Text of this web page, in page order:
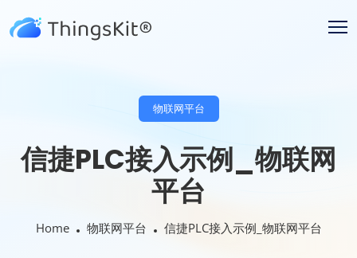
物联网平台
信捷PLC接入示例_物联网
平台
Home 物联网平台 信捷PLC接入示例_物联网平台